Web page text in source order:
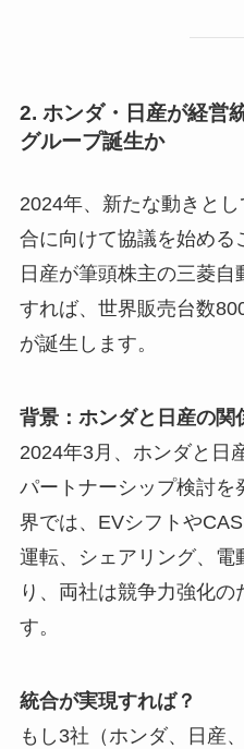
2. ホンダ・日産が経営
グループ誕生か
2024年、新たな動きと
合に向けて協議を始める
日産が筆頭株主の三菱
すれば、世界販売台数
が誕生します。
背景：ホンダと日産の関
2024年3月、ホンダと日
パートナーシップ検討を
界では、EVシフトや
運転、シェアリング、電
り、両社は競争力強化の
す。
統合が実現すれば？
もし3社（ホンダ、日産